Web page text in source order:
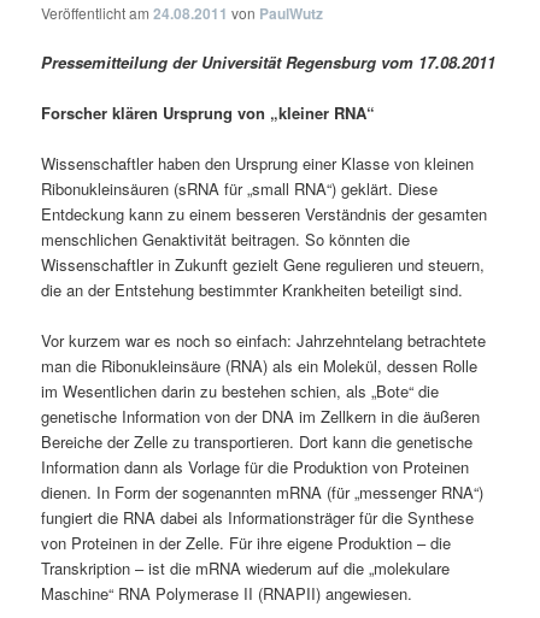
Veröffentlicht am24.08.2011 von PaulWutz
Pressemitteilung der Universität Regensburg vom 17.08.2011
Forscher klären Ursprung von „kleiner RNA“
Wissenschaftler haben den Ursprung einer Klasse von kleinen
Ribonukleinsäuren (sRNA für „small RNA“) geklärt. Diese
Entdeckung kann zu einem besseren Verständnis der gesamten
menschlichen Genaktivität beitragen. So könnten die
Wissenschaftler in Zukunft gezielt Gene regulieren und steuern,
die an der Entstehung bestimmter Krankheiten beteiligt sind.
Vor kurzem war es noch so einfach: Jahrzehntelang betrachtete
man die Ribonukleinsäure (RNA) als ein Molekül, dessen Rolle
im Wesentlichen darin zu bestehen schien, als „Bote“ die
genetische Information von der DNA im Zellkern in die äußeren
Bereiche der Zelle zu transportieren. Dort kann die genetische
Information dann als Vorlage für die Produktion von Proteinen
dienen. In Form der sogenannten mRNA (für „messenger RNA“)
fungiert die RNA dabei als Informationsträger für die Synthese
von Proteinen in der Zelle. Für ihre eigene Produktion – die
Transkription – ist die mRNA wiederum auf die „molekulare
Maschine“ RNA Polymerase II (RNAPII) angewiesen.